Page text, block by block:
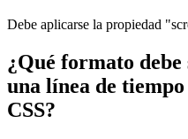
Debe aplicarse la propiedad
¿Qué formato
una línea de
CSS?